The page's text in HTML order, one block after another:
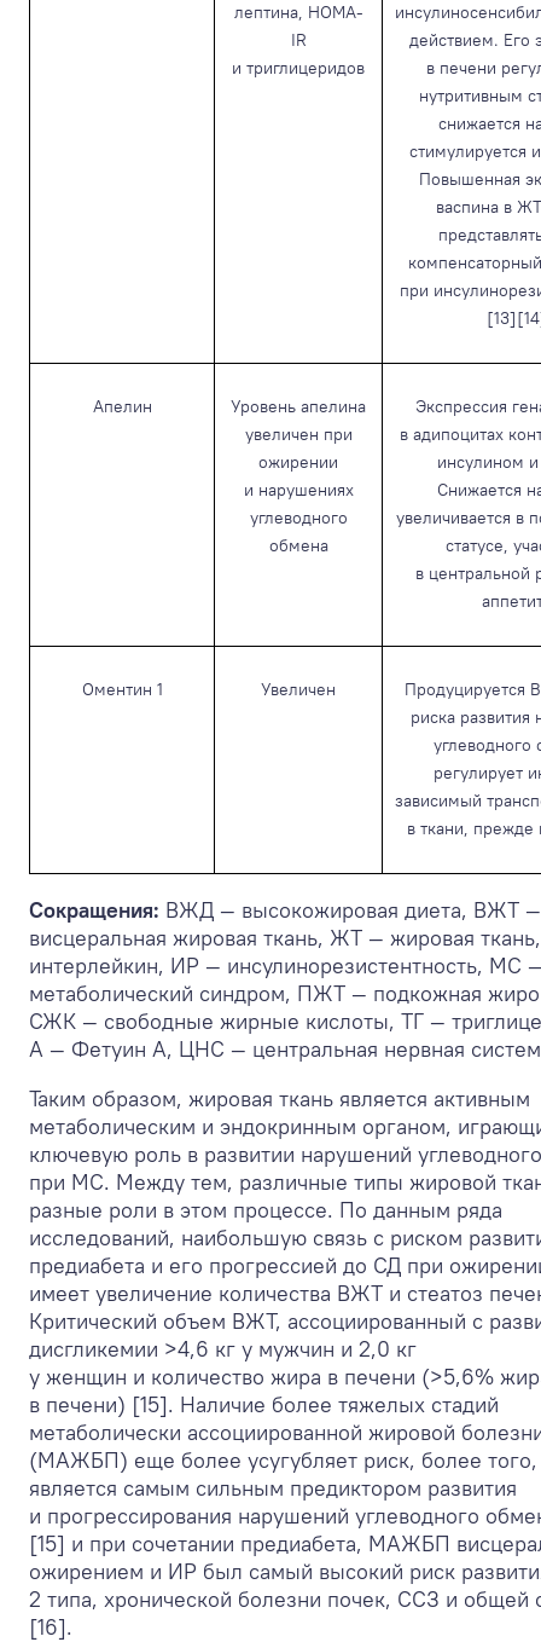
лептина, HOMA-
IR
и триглицеридов
действием. Его
в печени
нутритивным
снижается
стимулируется
Повышенная
васпина в
при
Апелин
Уровень апелина
увеличен при
ожирении
и нарушениях
углеводного
обмена
Экспрессия
в адипоцитах
инсулином
Снижается
увеличивается в
статусе,
в центральной
Оментин 1 Увеличен
Продуцируется
риска развития
углеводного
регулирует
зависимый
в ткани,
Сокращения: ВЖД — высокожировая диета, ВЖТ —
висцеральная жировая ткань, ЖТ — жировая
интерлейкин, ИР — инсулинорезистентность, МС
метаболический синдром, ПЖТ — подкожная
СЖК — свободные жирные кислоты, ТГ —
А — Фетуин А, ЦНС — центральная нервная
Таким образом, жировая ткань является активным
метаболическим и эндокринным органом,
ключевую роль в развитии нарушений
при МС. Между тем, различные типы жировой
разные роли в этом процессе. По данным ряда
исследований, наибольшую связь с риском
предиабета и его прогрессией до СД при
имеет увеличение количества ВЖТ и стеатоз
Критический объем ВЖТ, ассоциированный с
дисгликемии >4,6 кг у мужчин и 2,0 кг
у женщин и количество жира в печени (>5,6%
в печени) [15]. Наличие более тяжелых стадий
метаболически ассоциированной жировой
(МАЖБП) еще более усугубляет риск, более
является самым сильным предиктором развития
и прогрессирования нарушений углеводного
[15] и при сочетании предиабета, МАЖБП
ожирением и ИР был самый высокий риск
2 типа, хронической болезни почек, ССЗ и общей
[16].